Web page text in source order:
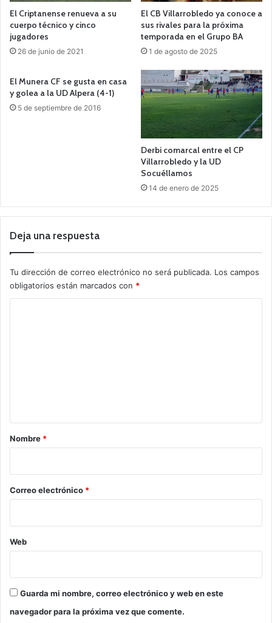
El Criptanense renueva a su
cuerpo técnico y cinco
jugadores
26 de junio de 2021
El CB Villarrobledo ya conoce a
sus rivales para la próxima
temporada en el Grupo BA
1 de agosto de 2025
El Munera CF se gusta en casa
y golea a la UD Alpera (4-1)
5 de septiembre de 2016
Derbi comarcal entre el CP
Villarrobledo y la UD
Socuéllamos
14 de enero de 2025
Deja una respuesta
Tu dirección de correo electrónico no será publicada. Los campos
obligatorios están marcados con *
r
*
Nombre *
Correo electrónico *
Web
Guarda mi nombre, correo electrónico y web en este
navegador para la próxima vez que comente.